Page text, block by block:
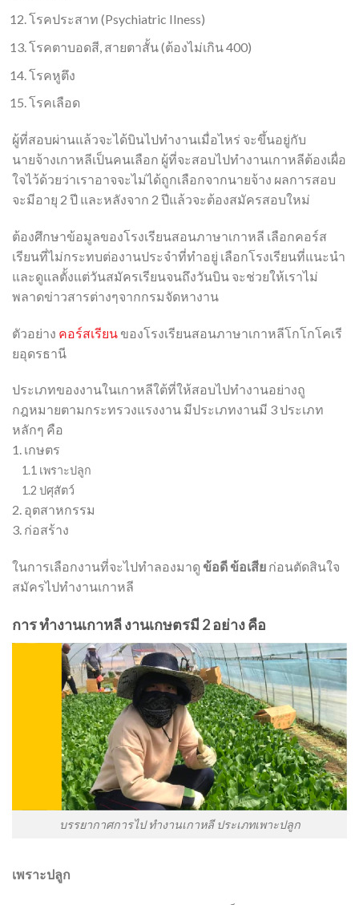
โรคประสาท (Psychiatric IIness)
โรคตาบอดสี, สายตาสั้น(ต้องไม่เกิน400)
โรคหูตึง
โรคเลือด
ผู้ที่สอบผ่านแล้วจะได้บินไปทำงานเมื่อไหร่ จะขึ้นอยู่กับ
นายจ้างเกาหลีเป็นคนเลือก ผู้ที่จะสอบไปทำงานเกาหลีต้องเผื่อ
ใจไว้ด้วยว่าเราอาจจะไม่ได้ถูกเลือกจากนายจ้าง ผลการสอบ
จะมีอายุ 2 ปี และหลังจาก 2 ปีแล้วจะต้องสมัครสอบใหม่
ต้องศึกษาข้อมูลของโรงเรียนสอนภาษาเกาหลี เลือกคอร์ส
เรียนที่ไม่กระทบต่องานประจำที่ทำอยู่ เลือกโรงเรียนที่แนะนำ
และดูแลตั้งแต่วันสมัครเรียนจนถึงวันบิน จะช่วยให้เราไม่
พลาดข่าวสารต่างๆจากกรมจัดหางาน
ตัวอย่าง คอร์สเรียน ของโรงเรียนสอนภาษาเกาหลีโกโกโคเรี
ยอุดรธานี
ประเภทของงานในเกาหลีใต้ที่ให้สอบไปทำงานอย่างถู
กฎหมายตามกระทรวงแรงงาน มีประเภทงานมี 3 ประเภท
หลักๆ คือ
1. เกษตร
1.1 เพราะปลูก
1.2 ปศุสัตว์
2. อุตสาหกรรม
3. ก่อสร้าง
ในการเลือกงานที่จะไปทำลองมาดู ข้อดี ข้อเสีย ก่อนตัดสินใจ
สมัครไปทำงานเกาหลี
การ ทำงานเกาหลี งานเกษตรมี 2อย่าง คือ
บรรยากาศการไป ทำงานเกาหลี ประเภทเพาะปลูก
เพราะปลูก